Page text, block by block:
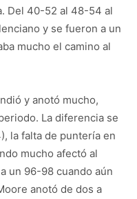
Del 40-52 al 48-54 al
y se fueron a un
mucho el camino al
y anotó mucho,
La diferencia se
la falta de puntería en
mucho afectó al
un 96-98 cuando aún
anotó de dos a